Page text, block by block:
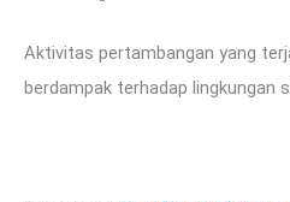
Aktivitas pertambangan yang
berdampak terhadap lingkungan